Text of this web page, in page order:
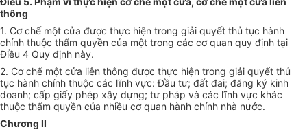
thông
1. Cơ chế một cửa được thực hiện trong giải quyết thủ tục hành
chính thuộc thẩm quyền của một trong các cơ quan quy định tại
Điều 4 Quy định này.
2. Cơ chế một cửa liên thông được thực hiện trong giải quyết thủ
tục hành chính thuộc các lĩnh vực: Đầu tư; đất đai; đăng ký kinh
doanh; cấp giấy phép xây dựng; tư pháp và các lĩnh vực khác
thuộc thẩm quyền của nhiều cơ quan hành chính nhà nước.
Chương II